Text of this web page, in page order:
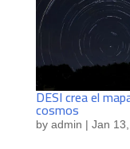
DESI crea el
cosmos
by admin | Jan